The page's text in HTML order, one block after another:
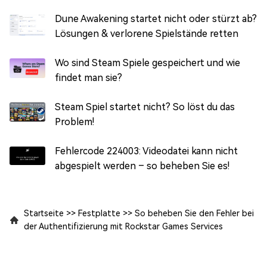
Dune Awakening startet nicht oder stürzt ab?
Lösungen & verlorene Spielstände retten
Wo sind Steam Spiele gespeichert und wie
findet man sie?
Steam Spiel startet nicht? So löst du das
Problem!
Fehlercode 224003: Videodatei kann nicht
abgespielt werden – so beheben Sie es!
Startseite >> Festplatte >> So beheben Sie den Fehler bei
der Authentifizierung mit Rockstar Games Services